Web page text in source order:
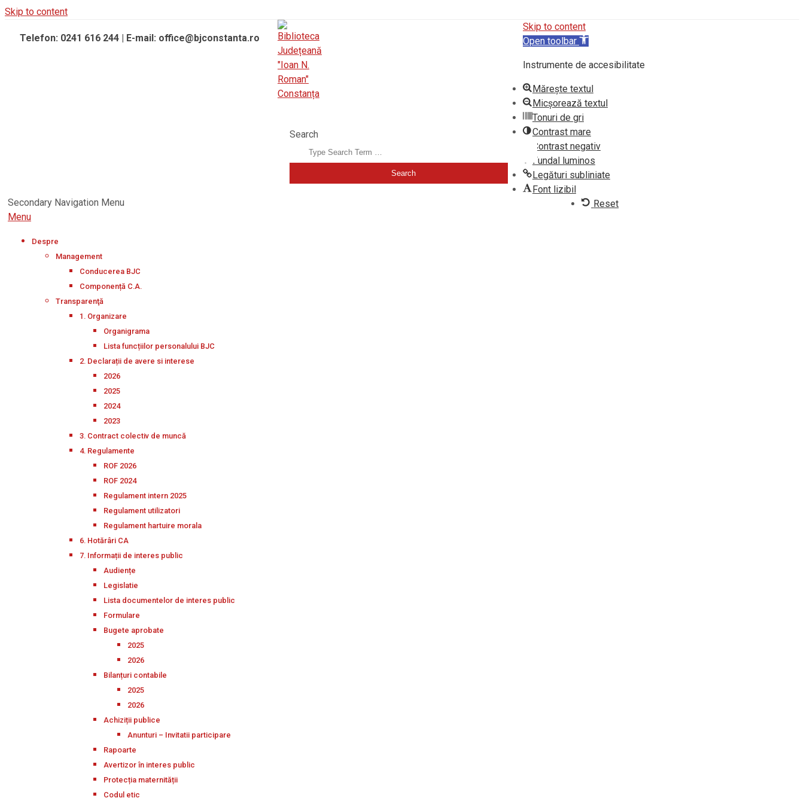
Skip to content
Telefon: 0241 616 244 | E-mail: office@bjconstanta.ro
BIBLIOTECA JUDEȚEANĂ "IOAN N. ROMAN" CONSTANȚA
Search
Secondary Navigation Menu
Menu
Despre
Management
Conducerea BJC
Componență C.A.
Transparenţă
1. Organizare
Organigrama
Lista funcțiilor personalului BJC
2. Declarații de avere si interese
2026
2025
2024
2023
3. Contract colectiv de muncă
4. Regulamente
ROF 2026
ROF 2024
Regulament intern 2025
Regulament utilizatori
Regulament hartuire morala
6. Hotărâri CA
7. Informații de interes public
Audiențe
Legislatie
Lista documentelor de interes public
Formulare
Bugete aprobate
2025
2026
Bilanțuri contabile
2025
2026
Achiziții publice
Anunturi – Invitatii participare
Rapoarte
Avertizor în interes public
Protecția maternității
Codul etic
Skip to content
Open toolbar
Instrumente de accesibilitate
Mărește textul
Micșorează textul
Tonuri de gri
Contrast mare
Contrast negativ
Fundal luminos
Legături subliniate
Font lizibil
Reset